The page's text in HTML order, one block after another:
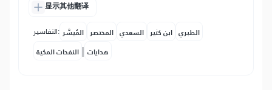
显示其他翻译
التفاسير: المُيسَّر المختصر السعدي ابن كثير الطبري
النفحات المكية | هدايات